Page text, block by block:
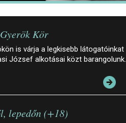
Kör
is várja a legkisebb látogatóinkat
József alkotásai közt barangolunk.
lepedőn (+18)